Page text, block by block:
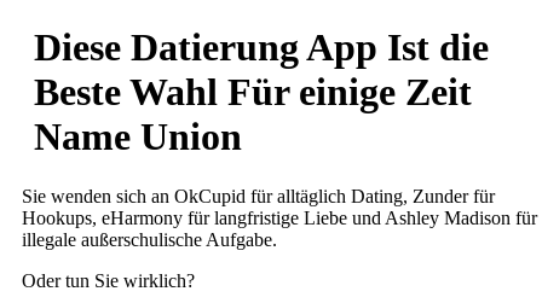
Diese Datierung App Ist die
Beste Wahl Für einige Zeit
Name Union
Sie wenden sich an OkCupid für alltäglich Dating, Zunder für
Hookups, eHarmony für langfristige Liebe und Ashley Madison für
illegale außerschulische Aufgabe.
Oder tun Sie wirklich?